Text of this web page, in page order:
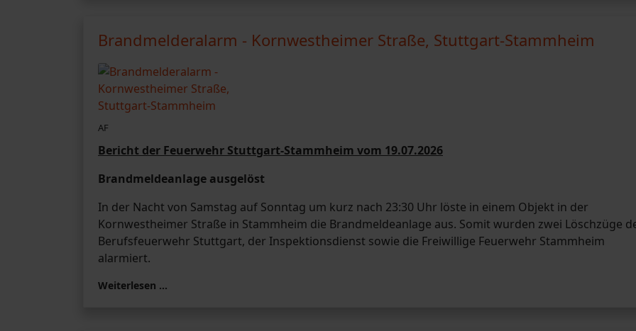
Brandmelderalarm - Kornwestheimer Straße, Stuttgart-Stammheim
AF
Bericht der Feuerwehr Stuttgart-Stammheim vom 19.07.2026
Brandmeldeanlage ausgelöst
In der Nacht von Samstag auf Sonntag um kurz nach 23:30 Uhr löste in einem Objekt in der
Kornwestheimer Straße in Stammheim die Brandmeldeanlage aus. Somit wurden zwei Löschzüge
Berufsfeuerwehr Stuttgart, der Inspektionsdienst sowie die Freiwillige Feuerwehr Stammheim
alarmiert.
Weiterlesen …